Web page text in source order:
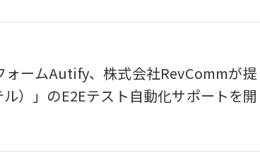
ォームAutify、株式会社RevCommが提
）」のE2Eテスト自動化サポートを開